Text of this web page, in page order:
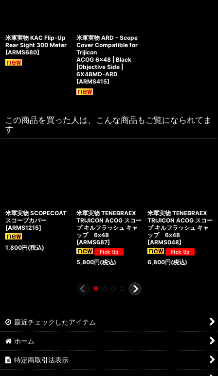
米軍実物 KAC Flip-Up
Rear Sight 300 Meter
[ARMS680]
米軍実物 ARD - Scope
Cover Compatible for
Trijicon
ACOG 6x48 | Black
|Objective Side |
6X48MD-ARD
[ARMS415]
この商品を買った人は、こんな商品もご覧になられてま
す
米軍実物 SCOPECOAT
スコープカバー
[ARMS1215]
1,800円(税込)
米軍実物 TENEBRAEX
TRIJICON ACOG スコー
プ キルフラッシュ キャ
ップ 6x48
[ARMS687]
5,800円(税込)
米軍実物 TENEBRAEX
TRIJICON ACOG スコー
プ キルフラッシュ キャ
ップ 6x48
[ARMS048]
6,800円(税込)
最近チェックしたアイテム
ホーム
特定商取引法表示